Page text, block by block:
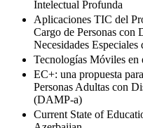
Intelectual Profunda
Aplicaciones TIC del
Cargo de Personas con
Necesidades
Tecnologías Móviles
EC+: una propuesta
Personas Adultas con
(DAMP-a)
Current State of